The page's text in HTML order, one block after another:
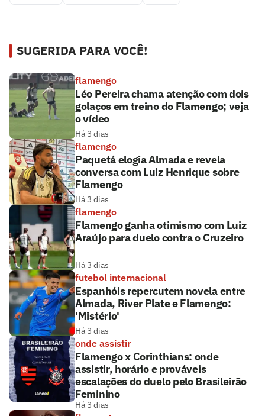
SUGERIDA PARA VOCÊ!
flamengo
Léo Pereira chama atenção com dois
golaços em treino do Flamengo; veja
o vídeo
Há 3 dias
flamengo
Paquetá elogia Almada e revela
conversa com Luiz Henrique sobre
Flamengo
Há 3 dias
flamengo
Flamengo ganha otimismo com Luiz
Araújo para duelo contra o Cruzeiro
Há 3 dias
futebol internacional
Espanhóis repercutem novela entre
Almada, River Plate e Flamengo:
'Mistério'
Há 3 dias
onde assistir
Flamengo x Corinthians: onde
assistir, horário e prováveis
escalações do duelo pelo Brasileirão
Feminino
Há 3 dias